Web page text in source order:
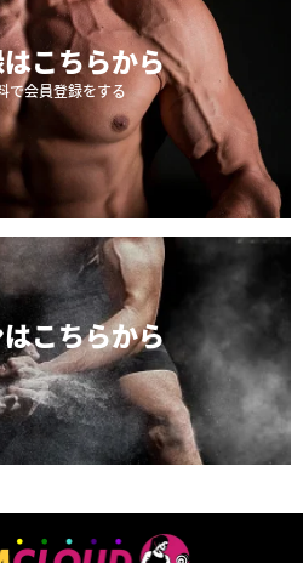
こちらから
で会員登録をする
こちらから